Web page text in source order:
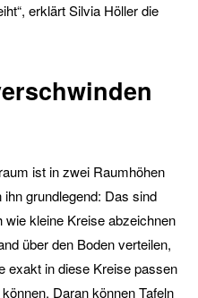
erklärt Silvia Höller die
ist in zwei Raumhöhen
grundlegend: Das sind
kleine Kreise abzeichnen
über den Boden verteilen,
exakt in diese Kreise passen
Daran können Tafeln